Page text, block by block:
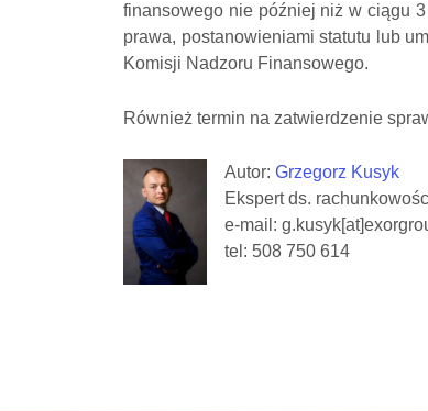
finansowego nie później niż w ciągu
prawa, postanowieniami statutu lub
Komisji Nadzoru Finansowego.
Również termin na zatwierdzenie
Autor: Grzegorz Kusyk
Ekspert ds.
e-mail:
tel: 508 750 614